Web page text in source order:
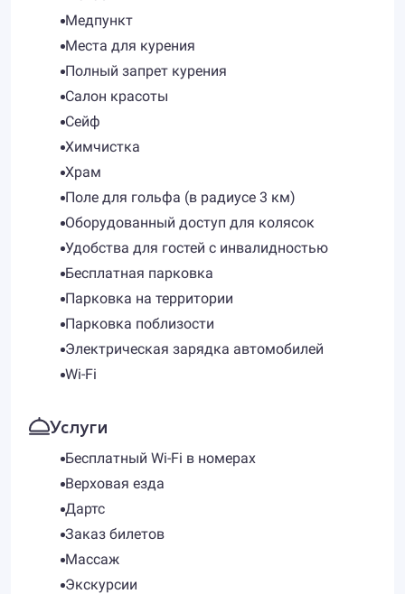
Медпункт
Места для курения
Полный запрет курения
Салон красоты
Сейф
Химчистка
Храм
Поле для гольфа (в радиусе 3 км)
Оборудованный доступ для колясок
Удобства для гостей с инвалидностью
Бесплатная парковка
Парковка на территории
Парковка поблизости
Электрическая зарядка автомобилей
Wi-Fi
Услуги
Бесплатный Wi-Fi в номерах
Верховая езда
Дартс
Заказ билетов
Массаж
Экскурсии